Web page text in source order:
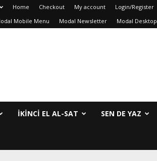
Home Checkout My account Login/Register
Mobile Menu Modal Newsletter Modal Desktop
IKINCI EL AL-SAT SEN DE YAZ